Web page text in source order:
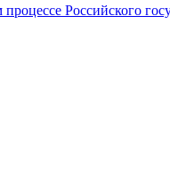
Российского